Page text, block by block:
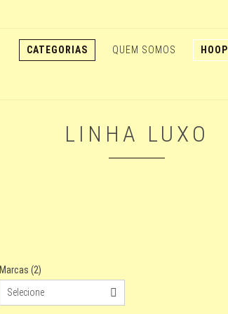
CATEGORIAS QUEM SOMOS HOOP
LINHA LUXO
Marcas (2)
Selecione